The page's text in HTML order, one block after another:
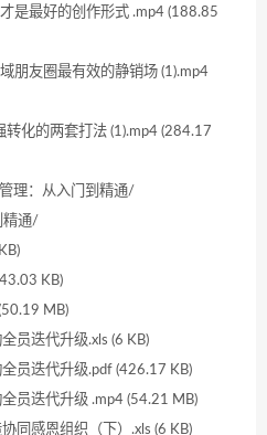
是最好的创作形式 .mp4 (188.85
朋友圈最有效的静销场 (1).mp4
化的两套打法 (1).mp4 (284.17
理：从入门到精通/
精通/
KB)
MB)
员迭代升级.xls (6 KB)
员迭代升级.pdf (426.17 KB)
员迭代升级 .mp4 (54.21 MB)
同感恩组织（下）.xls (6 KB)